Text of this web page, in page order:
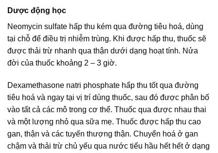
Dược động học
Neomycin sulfate hấp thu kém qua đường tiêu hoá, dùng
tại chỗ để điều trị nhiễm trùng. Khi được hấp thu, thuốc sẽ
được thải trừ nhanh qua thận dưới dạng hoạt tính. Nửa
đời của thuốc khoảng 2 – 3 giờ.
Dexamethasone natri phosphate hấp thu tốt qua đường
tiêu hoá và ngay tại vị trí dùng thuốc, sau đó được phân bố
vào tất cả các mô trong cơ thể. Thuốc qua được nhau thai
và một lượng nhỏ qua sữa mẹ. Thuốc được hấp thu cao
gan, thận và các tuyến thượng thận. Chuyển hoá ở gan
chậm và thải trừ chủ yếu qua nước tiểu hầu hết hết ở dạng